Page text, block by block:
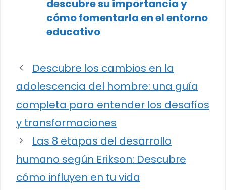
descubre su importancia y
cómo fomentarla en el entorno
educativo
Descubre los cambios en la
adolescencia del hombre: una guía
completa para entender los desafíos
y transformaciones
Las 8 etapas del desarrollo
humano según Erikson: Descubre
cómo influyen en tu vida